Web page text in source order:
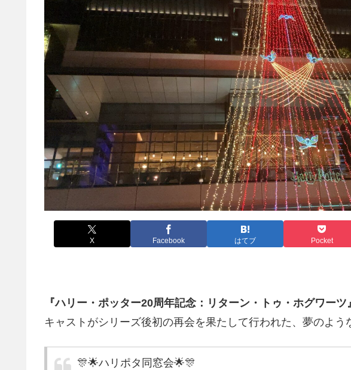
X Facebook はてブ Pocket
『ハリー・ポッター20周年記念：リターン・トゥ・ホグワーツ』
キャストがシリーズ後初の再会を果たして行われた、夢のよう
🎊🌟ハリポタ同窓会🌟🎊